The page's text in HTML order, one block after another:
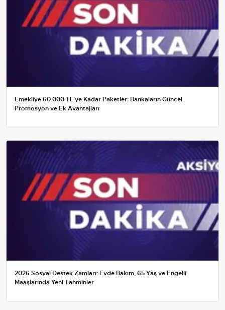
Emekliye 60.000 TL'ye Kadar Paketler: Bankaların Güncel
Promosyon ve Ek Avantajları
2026 Sosyal Destek Zamları: Evde Bakım, 65 Yaş ve Engelli
Maaşlarında Yeni Tahminler